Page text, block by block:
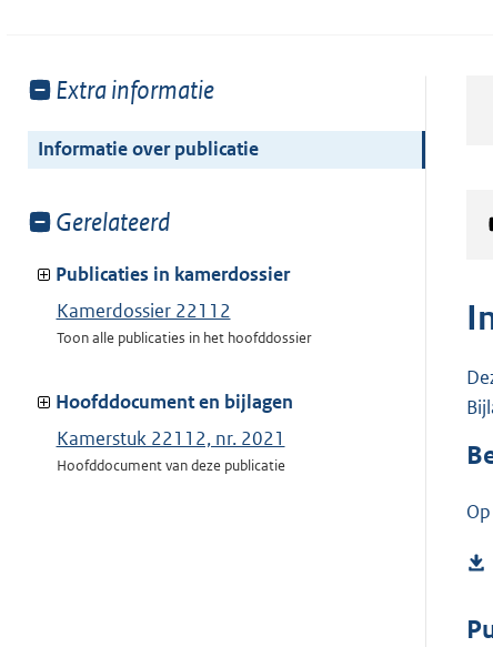
Toon
van:
Extra informatie
Informatie over publicatie
Toon
van:
Gerelateerd
Publicaties in kamerdossier
Kamerdossier 22112
Toon alle publicaties in het hoofddossier
Hoofddocument en bijlagen
Kamerstuk 22112, nr. 2021
Hoofddocument van deze publicatie